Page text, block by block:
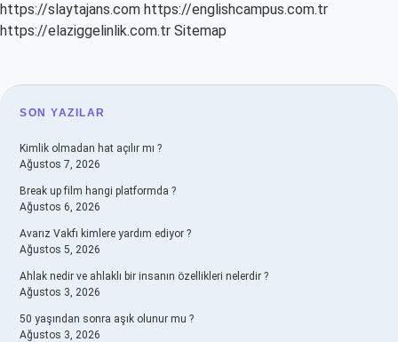
https://slaytajans.com https://englishcampus.com.tr
https://elaziggelinlik.com.tr Sitemap
SIDEBAR
SON YAZILAR
Kimlik olmadan hat açılır mı ?
Ağustos 7, 2026
Break up film hangi platformda ?
Ağustos 6, 2026
Avarız Vakfı kimlere yardım ediyor ?
Ağustos 5, 2026
Ahlak nedir ve ahlaklı bir insanın özellikleri nelerdir ?
Ağustos 3, 2026
50 yaşından sonra aşık olunur mu ?
Ağustos 3, 2026